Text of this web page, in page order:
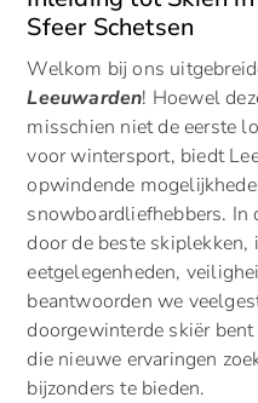
Sfeer Schetsen
Welkom bij ons
Leeuwarden! Hoewel
misschien niet de eerste
voor wintersport, biedt
opwindende
snowboardliefhebbers. In
door de beste skiplekken,
eetgelegenheden,
beantwoorden we
doorgewinterde skiër
die nieuwe ervaringen
bijzonders te bieden.